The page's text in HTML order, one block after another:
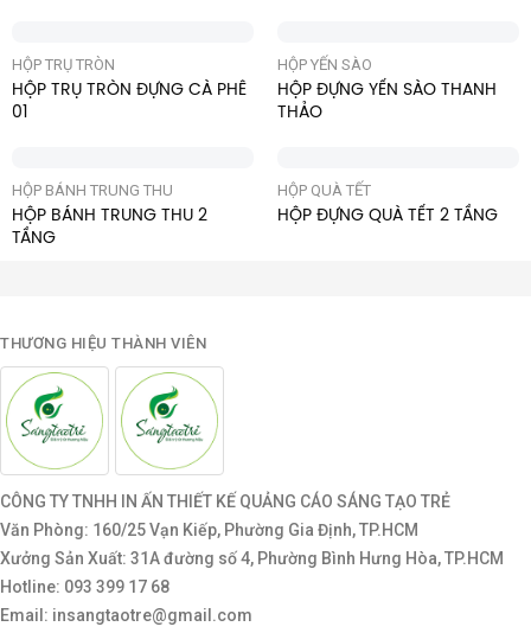
HỘP TRỤ TRÒN
HỘP TRỤ TRÒN ĐỰNG CÀ PHÊ
01
HỘP YẾN SÀO
HỘP ĐỰNG YẾN SÀO THANH
THẢO
HỘP BÁNH TRUNG THU
HỘP BÁNH TRUNG THU 2
TẦNG
HỘP QUÀ TẾT
HỘP ĐỰNG QUÀ TẾT 2 TẦNG
THƯƠNG HIỆU THÀNH VIÊN
CÔNG TY TNHH IN ẤN THIẾT KẾ QUẢNG CÁO SÁNG TẠO TRẺ
Văn Phòng: 160/25 Vạn Kiếp, Phường Gia Định, TP.HCM
Xưởng Sản Xuất: 31A đường số 4, Phường Bình Hưng Hòa, TP.HCM
Hotline: 093 399 17 68
Email: insangtaotre@gmail.com